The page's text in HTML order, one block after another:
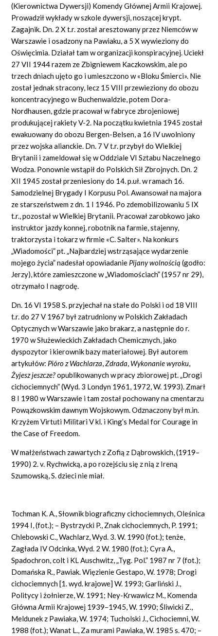
(Kierownictwa Dywersji) Komendy Głównej Armii Krajowej.
Prowadził wykłady w szkole dywersji, noszącej krypt.
Zagajnik. Dn. 2 X t.r. został aresztowany przez Niemców w
Warszawie i osadzony na Pawiaku, a 5 X wywieziony do
Oświęcimia. Działał tam w organizacji konspiracyjnej. Uciekł
27 VII 1944 razem ze Zbigniewem Kaczkowskim, ale po
trzech dniach ujęto go i umieszczono w «Bloku Śmierci». Nie
został jednak stracony, lecz 15 VIII przewieziony do obozu
koncentracyjnego w Buchenwaldzie, potem Dora-
Nordhausen, gdzie pracował w fabryce zbrojeniowej
produkującej rakiety V-2. Na początku kwietnia 1945 został
ewakuowany do obozu Bergen-Belsen, a 16 IV uwolniony
przez wojska alianckie. Dn. 7 V t.r. przybył do Wielkiej
Brytanii i zameldował się w Oddziale VI Sztabu Naczelnego
Wodza. Ponownie wstąpił do Polskich Sił Zbrojnych. Dn. 2
XII 1945 został przeniesiony do 14. p.uł. w ramach 16.
Samodzielnej Brygady I Korpusu Pol. Awansował na majora
ze starszeństwem z dn. 1 I 1946. Po zdemobilizowaniu 5 IX
t.r., pozostał w Wielkiej Brytanii. Pracował zarobkowo jako
instruktor jazdy konnej, robotnik na farmie, stajenny,
traktorzysta i tokarz w firmie «C. Salter». Na konkurs
„Wiadomości” pt. „Najbardziej wstrząsające wydarzenie
mojego życia” nadesłał opowiadanie Pijany wolnością(godło:
Jerzy), które zamieszczone w „Wiadomościach” (1957 nr 29),
otrzymało I nagrodę.
Dn. 16 VI 1958 S. przyjechał na stałe do Polski i od 18 VIII
t.r. do 27 V 1967 był zatrudniony w Polskich Zakładach
Optycznych w Warszawie jako brakarz, a następnie do r.
1970 w Służewieckich Zakładach Chemicznych, jako
dyspozytor i kierownik bazy materiałowej. Był autorem
artykułów: Pióro z Wachlarza,Zdrada, Wykonanie wyroku,
Żyjesz jeszcze?opublikowanych w pracy zbiorowej pt. „Drogi
cichociemnych” (Wyd. 3 Londyn 1961, 1972, W. 1993). Zmarł
8 I 1980 w Warszawie i tam został pochowany na cmentarzu
Powązkowskim dawnym Wojskowym. Odznaczony był m.in.
Krzyżem Virtuti Militari V kl. i King’s Medal for Courage in
the Case of Freedom.
W małżeństwach zawartych z Zofią z Dąbrowskich, (1919–
1990) 2. v. Rychwicką, a po rozejściu się z nią z Ireną
Szumowską, S. dzieci nie miał.
Tochman K. A., Słownik biograficzny cichociemnych, Oleśnica
1994 I, (fot.); – Bystrzycki P., Znak cichociemnych, P. 1991;
Chlebowski C., Wachlarz, Wyd. 3. W. 1990 (fot.); tenże,
Zagłada IV Odcinka, Wyd. 2 W. 1980 (fot.); Cyra A.,
Spadochron, colt i KL Auschwitz, „Tyg. Pol.” 1987 nr 7 (fot.);
Domańska R., Pawiak. Więzienie Gestapo, W. 1978; Drogi
cichociemnych [1. wyd. krajowe] W. 1993; Garliński J.,
Politycy i żołnierze, W. 1991; Ney-Krwawicz M., Komenda
Główna Armii Krajowej 1939–1945, W. 1990; Śliwicki Z.,
Meldunek z Pawiaka, W. 1974; Tucholski J., Cichociemni, W.
1988 (fot.); Wanat L., Za murami Pawiaka, W. 1985 s. 470; –